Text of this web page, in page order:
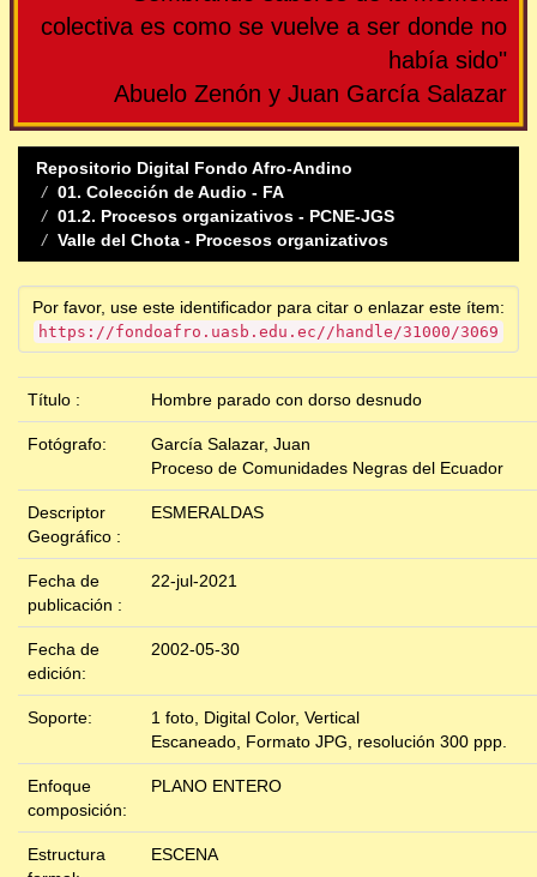
colectiva es como se vuelve a ser donde no
había sido"
Abuelo Zenón y Juan García Salazar
Repositorio Digital Fondo Afro-Andino
01. Colección de Audio - FA
01.2. Procesos organizativos - PCNE-JGS
Valle del Chota - Procesos organizativos
Por favor, use este identificador para citar o enlazar este ítem:
https://fondoafro.uasb.edu.ec//handle/31000/3069
Título : Hombre parado con dorso desnudo
Fotógrafo:
García Salazar, Juan
Proceso de Comunidades Negras del Ecuador
Descriptor
Geográfico :
ESMERALDAS
Fecha de
publicación :
22-jul-2021
Fecha de
edición:
2002-05-30
Soporte:
1 foto, Digital Color, Vertical
Escaneado, Formato JPG, resolución 300 ppp.
Enfoque
composición:
PLANO ENTERO
Estructura
ESCENA